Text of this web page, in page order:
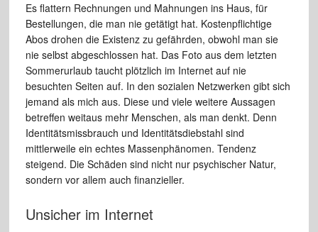
Es flattern Rechnungen und Mahnungen ins Haus, für
Bestellungen, die man nie getätigt hat. Kostenpflichtige
Abos drohen die Existenz zu gefährden, obwohl man sie
nie selbst abgeschlossen hat. Das Foto aus dem letzten
Sommerurlaub taucht plötzlich im Internet auf nie
besuchten Seiten auf. In den sozialen Netzwerken gibt sich
jemand als mich aus. Diese und viele weitere Aussagen
betreffen weitaus mehr Menschen, als man denkt. Denn
Identitätsmissbrauch und Identitätsdiebstahl sind
mittlerweile ein echtes Massenphänomen. Tendenz
steigend. Die Schäden sind nicht nur psychischer Natur,
sondern vor allem auch finanzieller.
Unsicher im Internet